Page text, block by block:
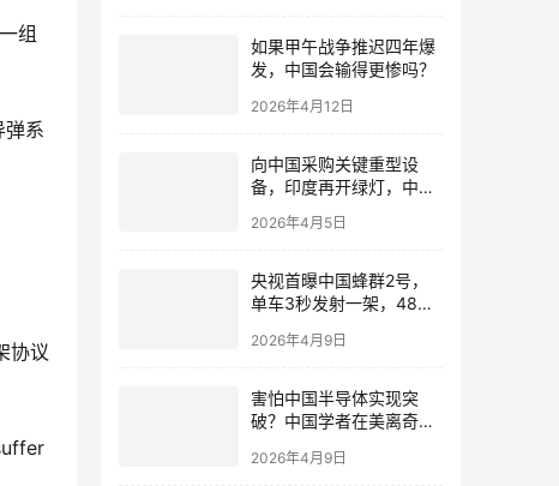
如果甲午战争推迟四年爆
发，中国会输得更惨吗？
2026年4月12日
向中国采购关键重型设
备，印度再开绿灯，中企
2026年4月5日
央视首曝中国蜂群2号，
单车3秒发射一架，48架
2026年4月9日
害怕中国半导体实现突
破？中国学者在美离奇身
2026年4月9日